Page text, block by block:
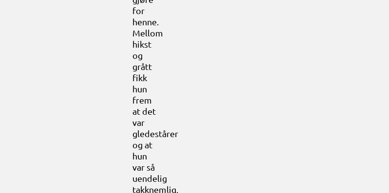
for
henne.
Mellom
hikst
og
grått
fikk
hun
frem
at det
var
gledestårer
og at
hun
var så
uendelig
takknemlig.